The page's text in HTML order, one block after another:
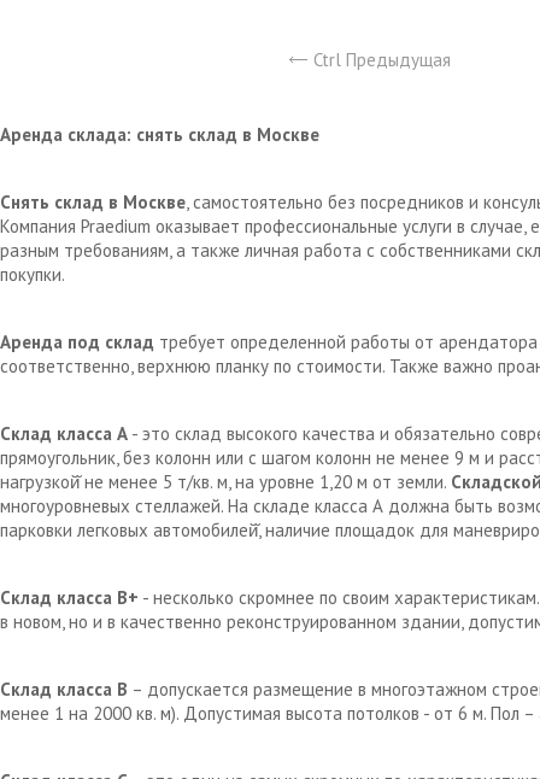
Ctrl Предыдущая
Аренда склада: снять склад в Москве
Снять склад в Москве, самостоятельно без посредников и
Компания Praedium оказывает профессиональные услуги в
разным требованиям, а также личная работа с собственниками
покупки.
Аренда под склад требует определенной работы от
соответственно, верхнюю планку по стоимости. Также важно
Склад класса А - это склад высокого качества и обязательно
прямоугольник, без колонн или с шагом колонн не менее 9 м и
нагрузкой̆ не менее 5 т/кв. м, на уровне 1,20 м от земли.
многоуровневых стеллажей. На складе класса А должна быть
парковки легковых автомобилей̆, наличие площадок для
Склад класса В+ - несколько скромнее по своим
в новом, но и в качественно реконструированном здании,
Склад класса В – допускается размещение в многоэтажном
менее 1 на 2000 кв. м). Допустимая высота потолков - от 6 м. Пол